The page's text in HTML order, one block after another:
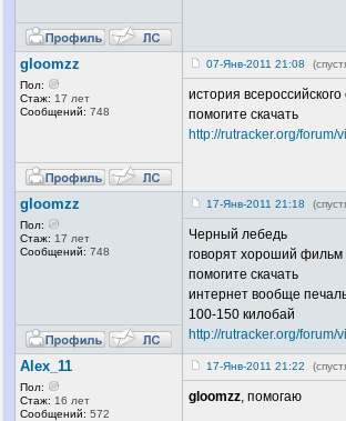
gloomzz
Пол:
Стаж: 17 лет
Сообщений: 748
07-Янв-2011 21:08
история
помогите скачать
http://rutracker.org/
gloomzz
Пол:
Стаж: 17 лет
Сообщений: 748
17-Янв-2011 21:18
Черный лебедь
говорят хороший фильм
помогите скачать
интернет вообще
100-150 килобай
http://rutracker.org/
Alex_11
Пол:
Стаж: 16 лет
Сообщений: 572
17-Янв-2011 21:22
gloomzz, помогаю